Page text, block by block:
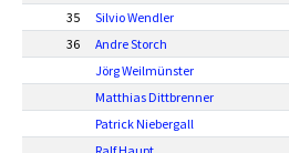
35
Silvio Wendler
36
Andre Storch
Jörg Weilmünster
Matthias Dittbrenner
Patrick Niebergall